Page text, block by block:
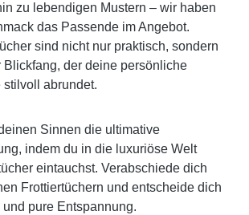
zu lebendigen Mustern – wir haben
das Passende im Angebot.
sind nicht nur praktisch, sondern
Blickfang, der deine persönliche
abrundet.
Sinnen die ultimative
indem du in die luxuriöse Welt
eintauchst. Verabschiede dich
Frottiertüchern und entscheide dich
pure Entspannung.